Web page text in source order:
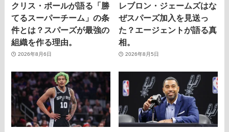
クリス・ポールが語る「勝
てるスーパーチーム」の条
件とは？スパーズが最強の
組織を作る理由。
2026年8月6日
レブロン・ジェームズはな
ぜスパーズ加入を見送っ
た？エージェントが語る真
相。
2026年8月5日